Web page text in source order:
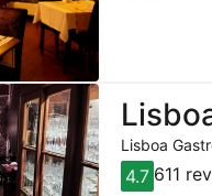
Lisboa
4.7 611